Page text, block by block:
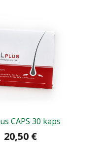
CAPS 30 kaps
20,50 €